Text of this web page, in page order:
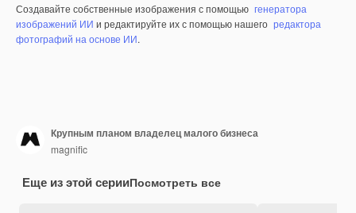
Создавайте собственные изображения с помощью генератора
изображений ИИ и редактируйте их с помощью нашего редактора
фотографий на основе ИИ.
Крупным планом владелец малого бизнеса
magnific
Еще из этой серииПосмотреть все